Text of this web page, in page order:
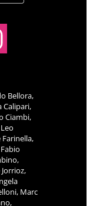
Bellora,
Calipari,
Ciambi,
Marc